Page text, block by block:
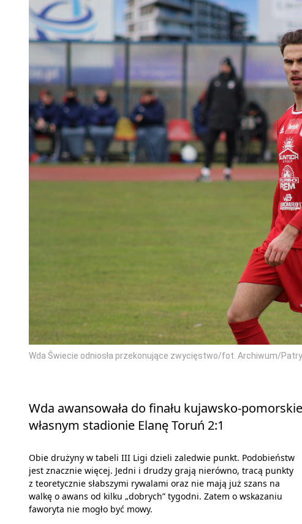
Wda Świecie odniosła przekonujące zwycięstwo/fot. Archiwum/
Wda awansowała do finału kujawsko-
własnym stadionie Elanę Toruń 2:1
Obie drużyny w tabeli III Ligi dzieli zaledwie punkt. Podobieństw
jest znacznie więcej. Jedni i drudzy grają nierówno, tracą punkty
z teoretycznie słabszymi rywalami oraz nie mają już szans na
walkę o awans od kilku „dobrych” tygodni. Zatem o wskazaniu
faworyta nie mogło być mowy.